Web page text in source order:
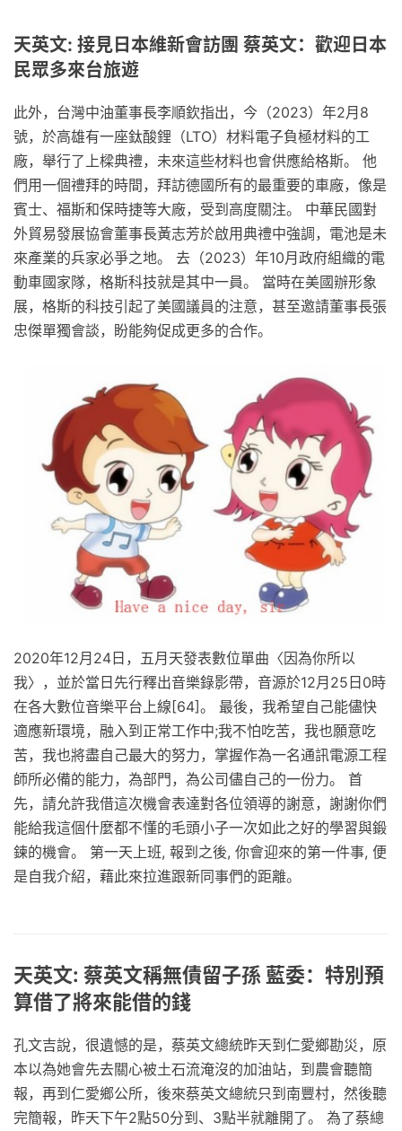
天英文: 接見日本維新會訪團 蔡英文：歡迎日本
民眾多來台旅遊
此外，台灣中油董事長李順欽指出，今（2023）年2月8
號，於高雄有一座鈦酸鋰（LTO）材料電子負極材料的工
廠，舉行了上樑典禮，未來這些材料也會供應給格斯。 他
們用一個禮拜的時間，拜訪德國所有的最重要的車廠，像是
賓士、福斯和保時捷等大廠，受到高度關注。 中華民國對
外貿易發展協會董事長黃志芳於啟用典禮中強調，電池是未
來產業的兵家必爭之地。 去（2023）年10月政府組織的電
動車國家隊，格斯科技就是其中一員。 當時在美國辦形象
展，格斯的科技引起了美國議員的注意，甚至邀請董事長張
忠傑單獨會談，盼能夠促成更多的合作。
2020年12月24日，五月天發表數位單曲〈因為你所以
我〉，並於當日先行釋出音樂錄影帶，音源於12月25日0時
在各大數位音樂平台上線[64]。 最後，我希望自己能儘快
適應新環境，融入到正常工作中;我不怕吃苦，我也願意吃
苦，我也將盡自己最大的努力，掌握作為一名通訊電源工程
師所必備的能力，為部門，為公司儘自己的一份力。 首
先，請允許我借這次機會表達對各位領導的謝意，謝謝你們
能給我這個什麼都不懂的毛頭小子一次如此之好的學習與鍛
鍊的機會。 第一天上班, 報到之後, 你會迎來的第一件事, 便
是自我介紹，藉此來拉進跟新同事們的距離。
天英文: 蔡英文稱無債留子孫 藍委：特別預
算借了將來能借的錢
孔文吉說，很遺憾的是，蔡英文總統昨天到仁愛鄉勘災，原
本以為她會先去關心被土石流淹沒的加油站，到農會聽簡
報，再到仁愛鄉公所，後來蔡英文總統只到南豐村，然後聽
完簡報，昨天下午2點50分到、3點半就離開了。 為了蔡總